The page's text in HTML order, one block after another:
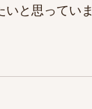
と思っていま